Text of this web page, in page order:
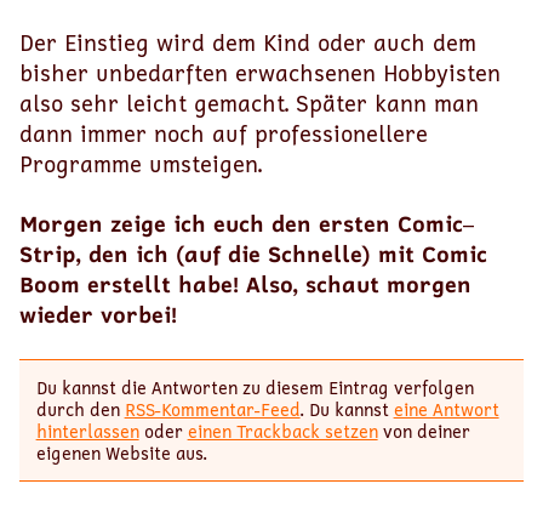
Der Einstieg wird dem Kind oder auch dem
bisher unbedarften erwachsenen Hobbyisten
also sehr leicht gemacht. Später kann man
dann immer noch auf professionellere
Programme umsteigen.
Morgen zeige ich euch den ersten Comic–
Strip, den ich (auf die Schnelle) mit Comic
Boom erstellt habe! Also, schaut morgen
wieder vorbei!
Du kannst die Antworten zu diesem Eintrag verfolgen
durch den RSS-Kommentar-Feed. Du kannsteine Antwort
hinterlassenodereinen Trackback setzenvon deiner
eigenen Website aus.